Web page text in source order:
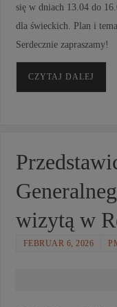
się w dniach 13.04 do
dla świeckich. Plan i
Serdecznie zapraszamy!
CZYTAJ DALEJ
wizytą w
FEBRUAR 6, 2026